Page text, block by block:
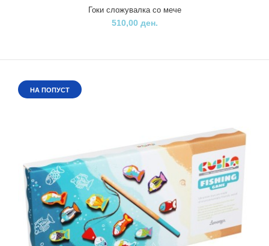
510,00 ден.
..
Гоки сложувалка со мече
510,00 ден.
НА ПОПУСТ